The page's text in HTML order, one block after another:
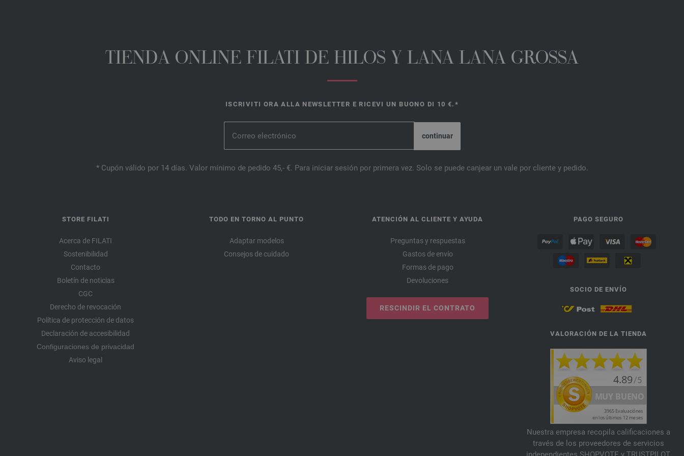
TIENDA ONLINE FILATI DE HILOS Y LANA LANA GROSSA
ISCRIVITI ORA ALLA NEWSLETTER E RICEVI UN BUONO DI 10 €.*
* Cupón válido por 14 días. Valor mínimo de pedido 45,- €. Para iniciar sesión por primera vez. Solo se puede canjear un vale por cliente y pedido.
STORE FILATI
Acerca de FILATI
Sostenibilidad
Contacto
Boletín de noticias
CGC
Derecho de revocación
Política de protección de datos
Declaración de accesibilidad
Configuraciones de privacidad
Aviso legal
TODO EN TORNO AL PUNTO
Adaptar modelos
Consejos de cuidado
ATENCIÓN AL CLIENTE Y AYUDA
Preguntas y respuestas
Gastos de envío
Formas de pago
Devoluciones
RESCINDIR EL CONTRATO
PAGO SEGURO
SOCIO DE ENVÍO
VALORACIÓN DE LA TIENDA
Nuestra empresa recopila calificaciones a
través de los proveedores de servicios